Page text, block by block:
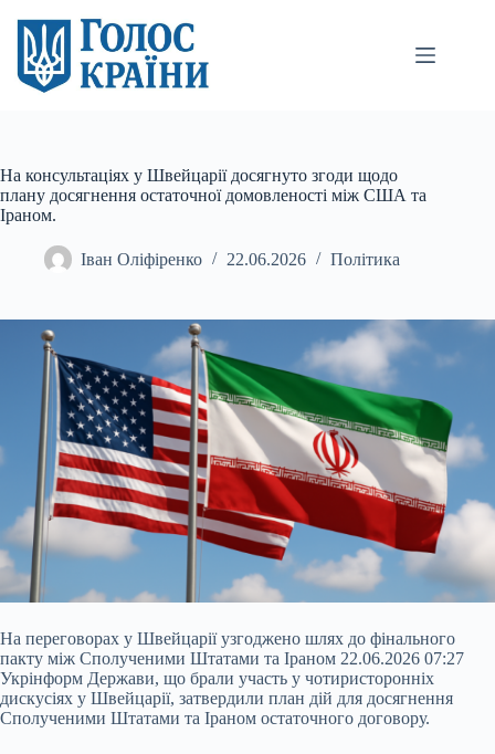
вмісту
На консультаціях у Швейцарії досягнуто згоди щодо
плану досягнення остаточної домовленості між США та
Іраном.
Іван Оліфіренко 22.06.2026 Політика
На переговорах у Швейцарії узгоджено шлях до фінального
пакту між Сполученими Штатами та Іраном 22.06.2026 07:27
Укрінформ Держави, що брали участь у чотиристоронніх
дискусіях у Швейцарії, затвердили план дій для досягнення
Сполученими Штатами та Іраном остаточного договору.